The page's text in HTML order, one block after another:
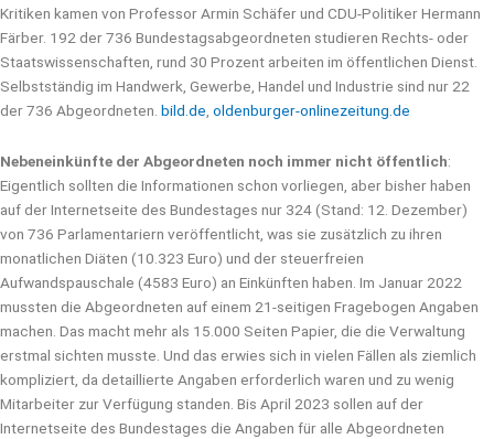
Kritiken kamen von Professor Armin Schäfer und CDU-Politiker Hermann
Färber. 192 der 736 Bundestagsabgeordneten studieren Rechts- oder
Staatswissenschaften, rund 30 Prozent arbeiten im öffentlichen Dienst.
Selbstständig im Handwerk, Gewerbe, Handel und Industrie sind nur 22
der 736 Abgeordneten. bild.de, oldenburger-onlinezeitung.de
Nebeneinkünfte der Abgeordneten noch immer nicht öffentlich:
Eigentlich sollten die Informationen schon vorliegen, aber bisher haben
auf der Internetseite des Bundestages nur 324 (Stand: 12. Dezember)
von 736 Parlamentariern veröffentlicht, was sie zusätzlich zu ihren
monatlichen Diäten (10.323 Euro) und der steuerfreien
Aufwandspauschale (4583 Euro) an Einkünften haben. Im Januar 2022
mussten die Abgeordneten auf einem 21-seitigen Fragebogen Angaben
machen. Das macht mehr als 15.000 Seiten Papier, die die Verwaltung
erstmal sichten musste. Und das erwies sich in vielen Fällen als ziemlich
kompliziert, da detaillierte Angaben erforderlich waren und zu wenig
Mitarbeiter zur Verfügung standen. Bis April 2023 sollen auf der
Internetseite des Bundestages die Angaben für alle Abgeordneten